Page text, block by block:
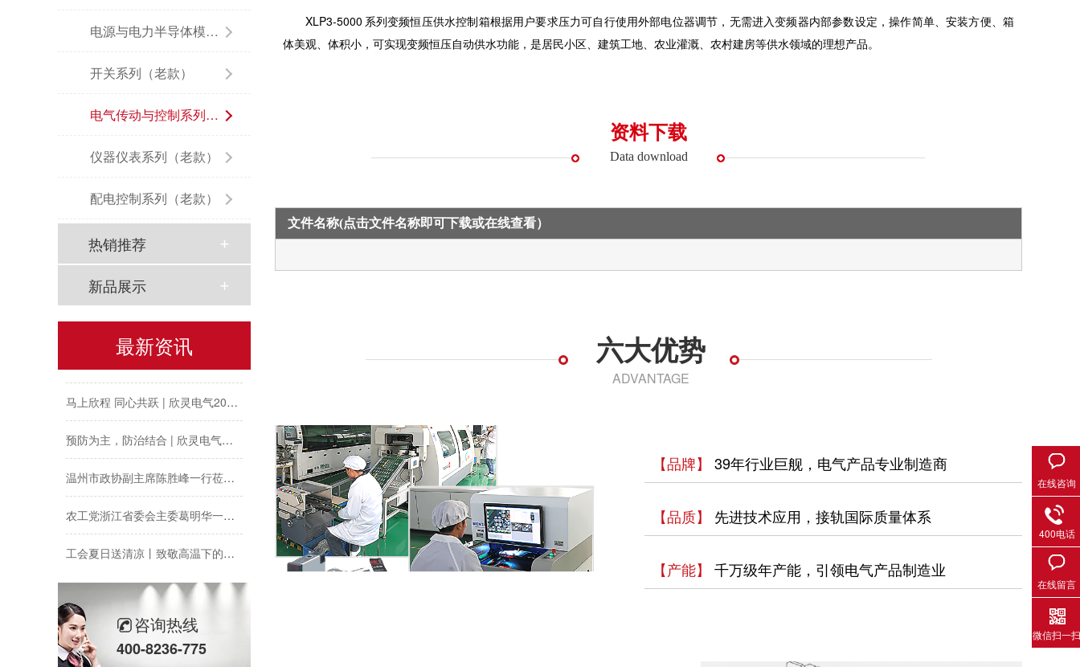
XLP3-5000 系列变频恒压供水控制箱根据用户要求压力可自行使用外部电位器调节，无需进入变频器内部参数设定，操作简单、安装方便、箱
体美观、体积小，可实现变频恒压自动供水功能，是居民小区、建筑工地、农业灌溉、农村建房等供水领域的理想产品。
资料下载
Data download
文件名称(点击文件名称即可下载或在线查看）
六大优势
ADVANTAGE
【品牌】 39年行业巨舰，电气产品专业制造商
【品质】 先进技术应用，接轨国际质量体系
【产能】 千万级年产能，引领电气产品制造业
电源与电力半导体模块（老款）
开关系列（老款）
电气传动与控制系列（老款）
仪器仪表系列（老款）
配电控制系列（老款）
热销推荐
新品展示
最新资讯
欣灵党建之行 寻访红色“旗”迹
欣灵“粽”头戏丨乐享『端午游园会』
咨询热线
400-8236-775
在线咨询
400电话
在线留言
微信扫一扫